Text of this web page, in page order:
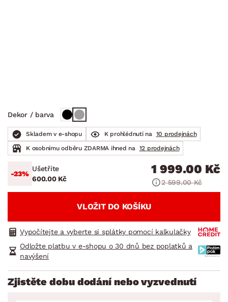
Dekor / barva
Skladem v e-shopu K prohlédnutí na 10 prodejnách
K osobnímu odběru ZDARMA ihned na 12 prodejnách
-23%
Ušetříte
600.00 Kč
1 999.00 Kč
2 599.00 Kč
VLOŽIT DO KOŠÍKU
Vypočítejte a vyberte si splátky pomocí kalkulačky
Odložte platbu v e-shopu o 30 dnů bez poplatků a
navýšení
Zjistěte dobu dodání nebo vyzvednutí